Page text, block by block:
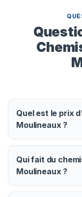
Quel est le prix
Moulineaux ?
Qui fait du
Moulineaux ?